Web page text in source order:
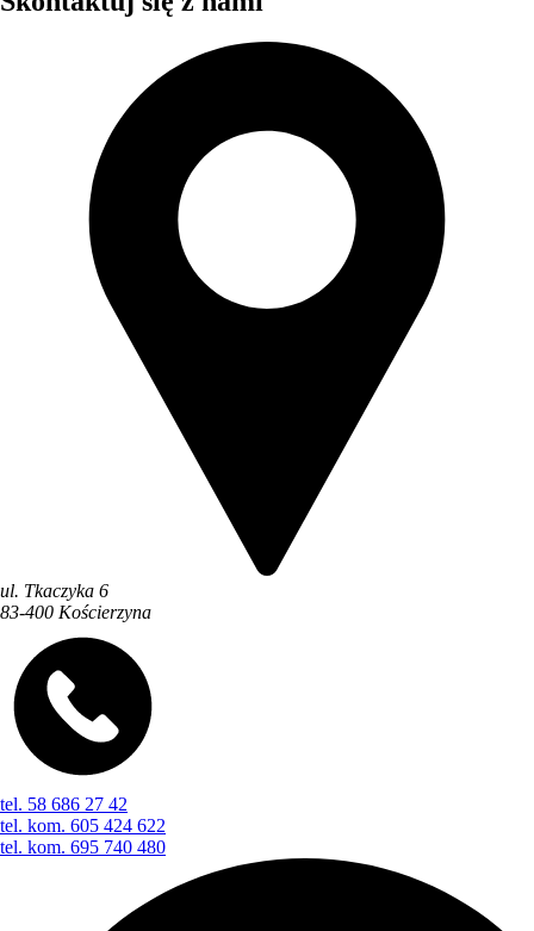
ul. Tkaczyka 6
83-400 Kościerzyna
tel. 58 686 27 42
tel. kom. 605 424 622
tel. kom. 695 740 480